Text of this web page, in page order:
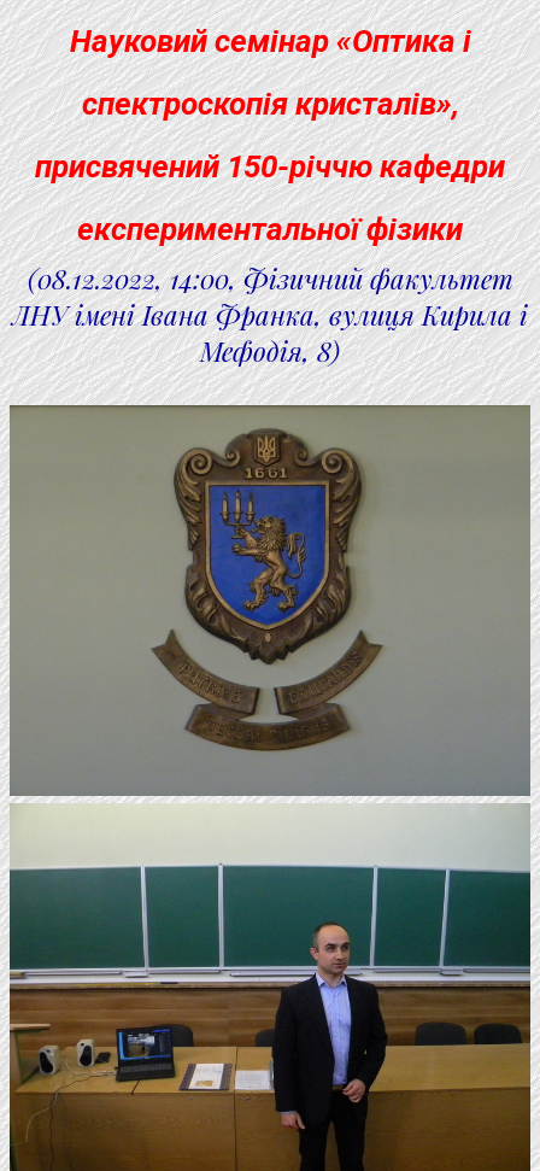
Науковий семінар «Оптика і
спектроскопія кристалів»,
присвячений 150-річчю кафедри
експериментальної фізики
(08.12.2022, 14:00, Фізичний факультет
ЛНУ імені Івана Франка, вулиця Кирила і
Мефодія, 8)